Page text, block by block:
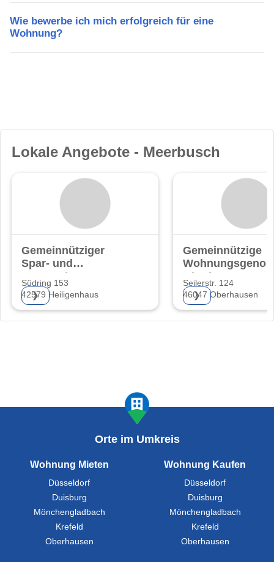
Wie bewerbe ich mich erfolgreich für eine
Wohnung?
Lokale Angebote - Meerbusch
Gemeinnütziger
Spar- und
Bauverein eG
Südring 153
42579 Heiligenhaus
❯
Gemeinnützige
Oberhausen eG.
Seilerstr. 124
46047 Oberhausen
❯
Orte im Umkreis
Wohnung Mieten
Düsseldorf
Duisburg
Mönchengladbach
Krefeld
Oberhausen
Wohnung Kaufen
Düsseldorf
Duisburg
Mönchengladbach
Krefeld
Oberhausen